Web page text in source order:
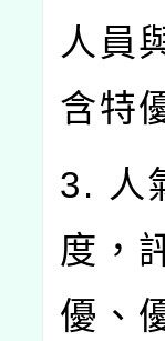
人員
含特
3. 人
度，
優、